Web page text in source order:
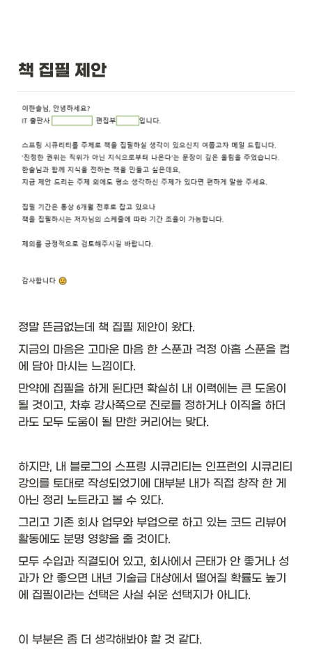
책 집필 제안
정말 뜬금없는데 책 집필 제안이 왔다.
지금의 마음은 고마운 마음 한 스푼과 걱정 아홉 스푼을 컵
에 담아 마시는 느낌이다.
만약에 집필을 하게 된다면 확실히 내 이력에는 큰 도움이
될 것이고, 차후 강사쪽으로 진로를 정하거나 이직을 하더
라도 모두 도움이 될 만한 커리어는 맞다.
하지만, 내 블로그의 스프링 시큐리티는 인프런의 시큐리티
강의를 토대로 작성되었기에 대부분 내가 직접 창작 한 게
아닌 정리 노트라고 볼 수 있다.
그리고 기존 회사 업무와 부업으로 하고 있는 코드 리뷰어
활동에도 분명 영향을 줄 것이다.
모두 수입과 직결되어 있고, 회사에서 근태가 안 좋거나 성
과가 안 좋으면 내년 기술급 대상에서 떨어질 확률도 높기
에 집필이라는 선택은 사실 쉬운 선택지가 아니다.
이 부분은 좀 더 생각해봐야 할 것 같다.